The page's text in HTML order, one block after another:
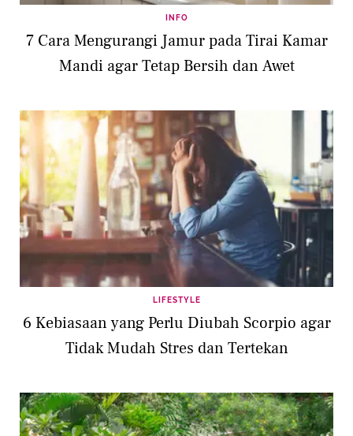
INFO
7 Cara Mengurangi Jamur pada Tirai Kamar
Mandi agar Tetap Bersih dan Awet
LIFESTYLE
6 Kebiasaan yang Perlu Diubah Scorpio agar
Tidak Mudah Stres dan Tertekan